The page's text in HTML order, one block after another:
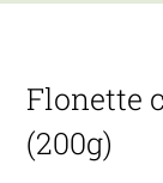
Flonette
(200g)